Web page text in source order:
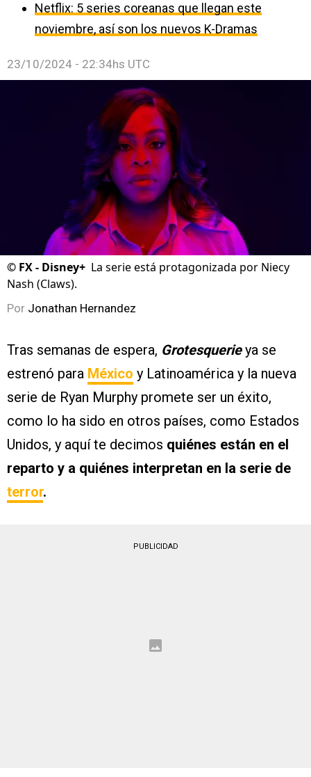
Netflix: 5 series coreanas que llegan este
noviembre, así son los nuevos K-Dramas
23/10/2024 - 22:34hs UTC
© FX - Disney+ La serie está protagonizada por Niecy
Nash (Claws).
Por Jonathan Hernandez
Tras semanas de espera, Grotesquerieya se
estrenó para México y Latinoamérica y la nueva
serie de Ryan Murphy promete ser un éxito,
como lo ha sido en otros países, como Estados
Unidos, y aquí te decimos quiénes están en el
reparto y a quiénes interpretan en la serie de
terror.
PUBLICIDAD